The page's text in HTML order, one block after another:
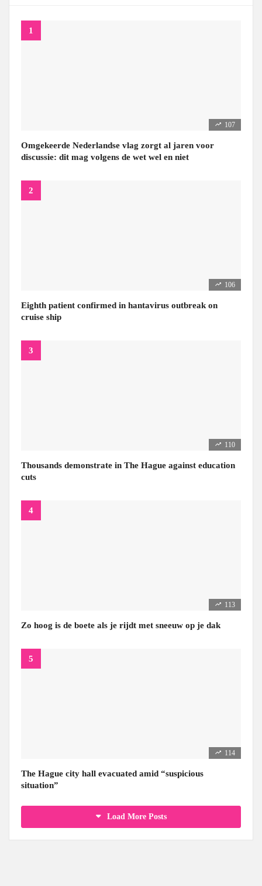
107
Omgekeerde Nederlandse vlag zorgt al jaren voor
discussie: dit mag volgens de wet wel en niet
106
Eighth patient confirmed in hantavirus outbreak on
cruise ship
110
Thousands demonstrate in The Hague against education
cuts
113
Zo hoog is de boete als je rijdt met sneeuw op je dak
114
The Hague city hall evacuated amid “suspicious
situation”
Load More Posts